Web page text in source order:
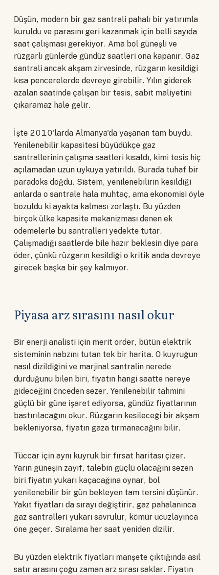
Düşün, modern bir gaz santrali pahalı bir yatırımla
kuruldu ve parasını geri kazanmak için belli sayıda
saat çalışması gerekiyor. Ama bol güneşli ve
rüzgarlı günlerde gündüz saatleri ona kapanır. Gaz
santrali ancak akşam zirvesinde, rüzgarın kesildiği
kısa pencerelerde devreye girebilir. Yılın giderek
azalan saatinde çalışan bir tesis, sabit maliyetini
çıkaramaz hale gelir.
İşte 2010'larda Almanya'da yaşanan tam buydu.
Yenilenebilir kapasitesi büyüdükçe gaz
santrallerinin çalışma saatleri kısaldı, kimi tesis hiç
açılamadan uzun uykuya yatırıldı. Burada tuhaf bir
paradoks doğdu. Sistem, yenilenebilirin kesildiği
anlarda o santrale hala muhtaç, ama ekonomisi öyle
bozuldu ki ayakta kalması zorlaştı. Bu yüzden
birçok ülke kapasite mekanizması denen ek
ödemelerle bu santralleri yedekte tutar.
Çalışmadığı saatlerde bile hazır beklesin diye para
öder, çünkü rüzgarın kesildiği o kritik anda devreye
girecek başka bir şey kalmıyor.
Piyasa arz sırasını nasıl okur
Bir enerji analisti için merit order, bütün elektrik
sisteminin nabzını tutan tek bir harita. O kuyruğun
nasıl dizildiğini ve marjinal santralin nerede
durduğunu bilen biri, fiyatın hangi saatte nereye
gideceğini önceden sezer. Yenilenebilir tahmini
güçlü bir güne işaret ediyorsa, gündüz fiyatlarının
bastırılacağını okur. Rüzgarın kesileceği bir akşam
bekleniyorsa, fiyatın gaza tırmanacağını bilir.
Tüccar için aynı kuyruk bir fırsat haritası çizer.
Yarın güneşin zayıf, talebin güçlü olacağını sezen
biri fiyatın yukarı kaçacağına oynar, bol
yenilenebilir bir gün bekleyen tam tersini düşünür.
Yakıt fiyatları da sırayı değiştirir, gaz pahalanınca
gaz santralleri yukarı savrulur, kömür ucuzlayınca
öne geçer. Sıralama her saat yeniden dizilir.
Bu yüzden elektrik fiyatları manşete çıktığında asıl
satır arasını çoğu zaman arz sırası saklar. Fiyatın